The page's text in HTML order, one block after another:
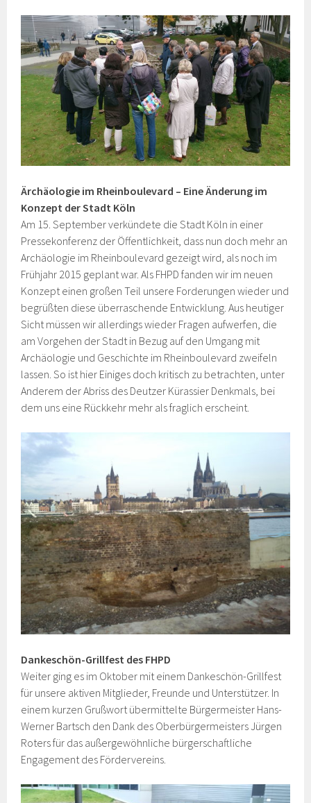
Ärchäologie im Rheinboulevard – Eine Änderung im
Konzept der Stadt Köln
Am 15. September verkündete die Stadt Köln in einer
Pressekonferenz der Öffentlichkeit, dass nun doch mehr an
Archäologie im Rheinboulevard gezeigt wird, als noch im
Frühjahr 2015 geplant war. Als FHPD fanden wir im neuen
Konzept einen großen Teil unsere Forderungen wieder und
begrüßten diese überraschende Entwicklung. Aus heutiger
Sicht müssen wir allerdings wieder Fragen aufwerfen, die
am Vorgehen der Stadt in Bezug auf den Umgang mit
Archäologie und Geschichte im Rheinboulevard zweifeln
lassen. So ist hier Einiges doch kritisch zu betrachten, unter
Anderem der Abriss des Deutzer Kürassier Denkmals, bei
dem uns eine Rückkehr mehr als fraglich erscheint.
Dankeschön-Grillfest des FHPD
Weiter ging es im Oktober mit einem Dankeschön-Grillfest
für unsere aktiven Mitglieder, Freunde und Unterstützer. In
einem kurzen Grußwort übermittelte Bürgermeister Hans-
Werner Bartsch den Dank des Oberbürgermeisters Jürgen
Roters für das außergewöhnliche bürgerschaftliche
Engagement des Fördervereins.